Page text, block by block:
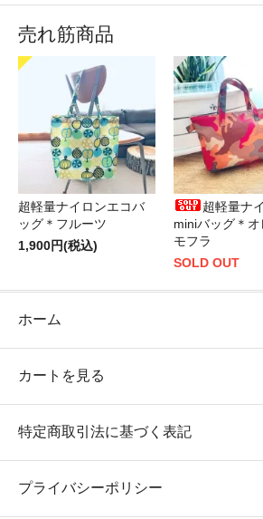
売れ筋商品
超軽量ナイロンエコバ
ッグ＊フルーツ
1,900円(税込)
超軽量ナ
miniバッグ＊オ
モフラ
SOLD OUT
ホーム
カートを見る
特定商取引法に基づく表記
プライバシーポリシー